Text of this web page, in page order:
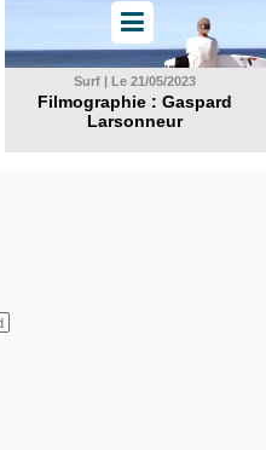
Surf | Le 21/05/2023
Filmographie : Gaspard
Larsonneur